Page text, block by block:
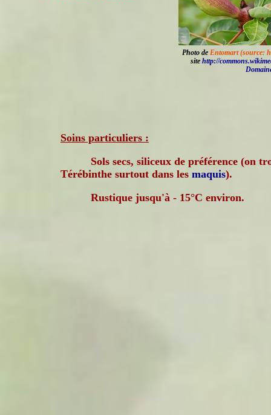
Photo de Entomart (source:
site http://
Soins particuliers :
Sols secs, siliceux de préférence (on
Térébinthe surtout dans les maquis).
Rustique jusqu'à - 15°C environ.